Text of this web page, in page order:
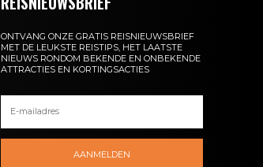
ONTVANG ONZE GRATIS REISNIEUWSBRIEF
MET DE LEUKSTE REISTIPS, HET LAATSTE
NIEUWS RONDOM BEKENDE EN ONBEKENDE
ATTRACTIES EN KORTINGSACTIES
AANMELDEN